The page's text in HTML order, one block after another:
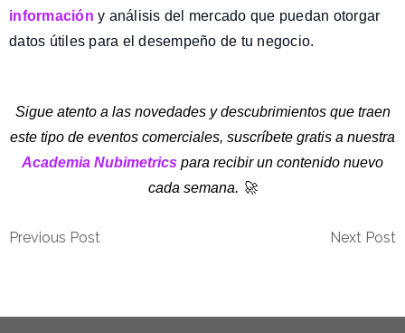
información y análisis del mercado que puedan otorgar
datos útiles para el desempeño de tu negocio.
Sigue atento a las novedades y descubrimientos que traen
este tipo de eventos comerciales, suscríbete gratis a nuestra
Academia Nubimetrics para recibir un contenido nuevo
cada semana. 🚀
Previous Post Next Post